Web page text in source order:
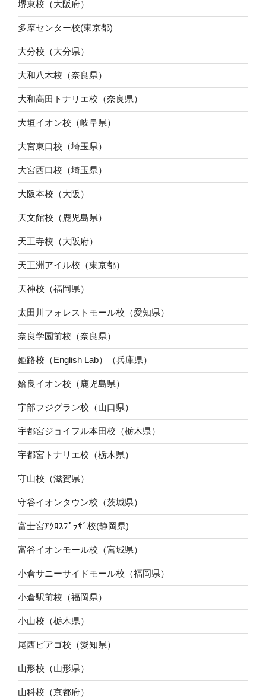
堺東校（大阪府）
多摩センター校(東京都)
大分校（大分県）
大和八木校（奈良県）
大和高田トナリエ校（奈良県）
大垣イオン校（岐阜県）
大宮東口校（埼玉県）
大宮西口校（埼玉県）
大阪本校（大阪）
天文館校（鹿児島県）
天王寺校（大阪府）
天王洲アイル校（東京都）
天神校（福岡県）
太田川フォレストモール校（愛知県）
奈良学園前校（奈良県）
姫路校（English Lab）（兵庫県）
姶良イオン校（鹿児島県）
宇部フジグラン校（山口県）
宇都宮ジョイフル本田校（栃木県）
宇都宮トナリエ校（栃木県）
守山校（滋賀県）
守谷イオンタウン校（茨城県）
富士宮ｱｸﾛｽﾌﾟﾗｻﾞ校(静岡県)
富谷イオンモール校（宮城県）
小倉サニーサイドモール校（福岡県）
小倉駅前校（福岡県）
小山校（栃木県）
尾西ピアゴ校（愛知県）
山形校（山形県）
山科校（京都府）